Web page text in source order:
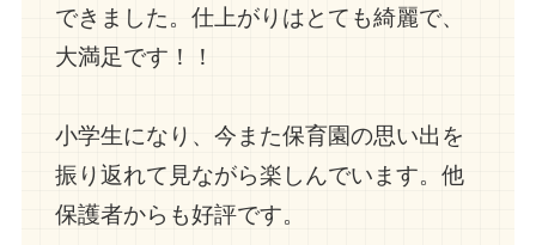
できました。仕上がりはとても綺麗で、
大満足です！！
小学生になり、今また保育園の思い出を
振り返れて見ながら楽しんでいます。他
保護者からも好評です。